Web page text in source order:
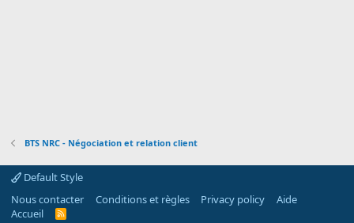
BTS NRC - Négociation et relation client
Default Style
Nous contacter
Conditions et règles Privacy policy
Aide
Accueil
R